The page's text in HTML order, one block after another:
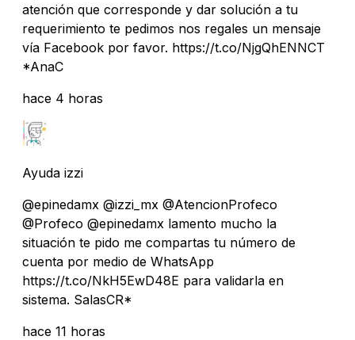
atención que corresponde y dar solución a tu
requerimiento te pedimos nos regales un mensaje
vía Facebook por favor. https://t.co/NjgQhENNCT
*AnaC
hace 4 horas
Ayuda izzi
@epinedamx @izzi_mx @AtencionProfeco
@Profeco @epinedamx lamento mucho la
situación te pido me compartas tu número de
cuenta por medio de WhatsApp
https://t.co/NkH5EwD48E para validarla en
sistema. SalasCR*
hace 11 horas